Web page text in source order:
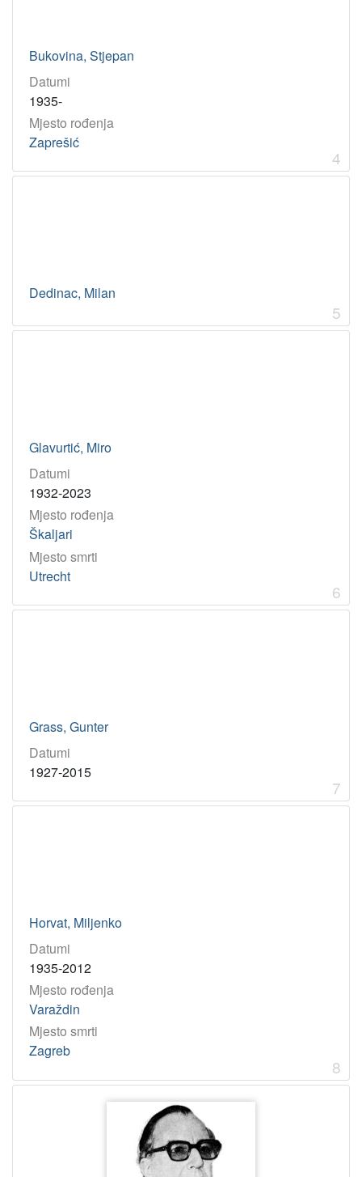
Bukovina, Stjepan
Datumi
1935-
Mjesto rođenja
Zaprešić
4
Dedinac, Milan
5
Glavurtić, Miro
Datumi
1932-2023
Mjesto rođenja
Škaljari
Mjesto smrti
Utrecht
6
Grass, Gunter
Datumi
1927-2015
7
Horvat, Miljenko
Datumi
1935-2012
Mjesto rođenja
Varaždin
Mjesto smrti
Zagreb
8